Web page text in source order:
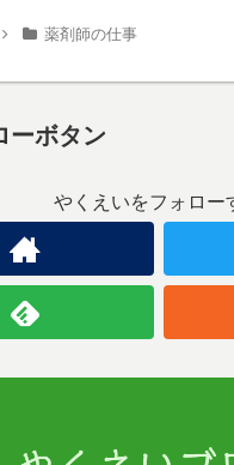
薬剤師の仕事
ーボタン
やくえいをフォロー